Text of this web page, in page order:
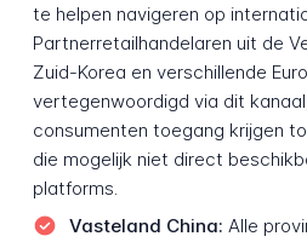
te helpen navigeren op
Partnerretailhandelaren uit de
Zuid-Korea en verschillende
vertegenwoordigd via dit
consumenten toegang krijgen
die mogelijk niet direct
platforms.
Vasteland China: Alle